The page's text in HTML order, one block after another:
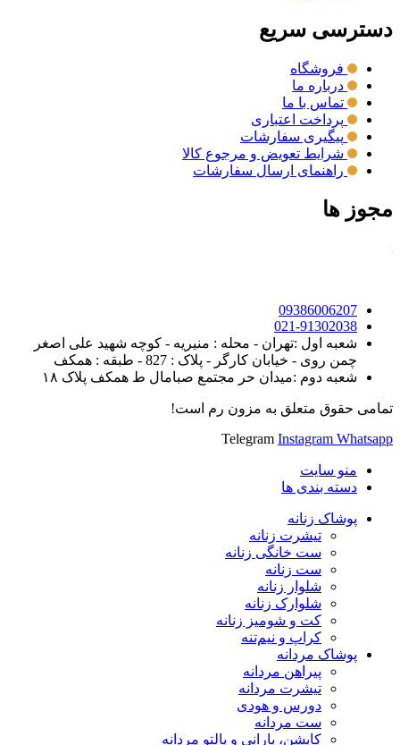
دسترسی سریع
فروشگاه
درباره ما
تماس با ما
پرداخت اعتباری
پیگیری سفارشات
شرایط تعویض و مرجوع کالا
راهنمای ارسال سفارشات
مجوز ها
09386006207
021-91302038
شعبه اول :تهران - محله : منیریه - کوچه شهید علی اصغر
چمن روی - خیابان کارگر - پلاک : 827 - طبقه : همکف
شعبه دوم :میدان حر مجتمع صبامال ط همکف پلاک ۱۸
تمامی حقوق متعلق به مزون رم است!
Telegram Instagram Whatsapp
منو سایت
دسته بندی ها
پوشاک زنانه
تیشرت زنانه
ست خانگی زنانه
ست زنانه
شلوار زنانه
شلوارک زنانه
کت و شومیز زنانه
کراپ و نیم‌تنه
پوشاک مردانه
پیراهن مردانه
تیشرت مردانه
دورس و هودی
ست مردانه
کاپشن، بارانی و پالتو مردانه